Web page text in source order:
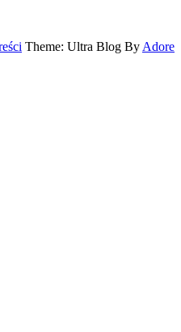
Theme: Ultra Blog By Adore